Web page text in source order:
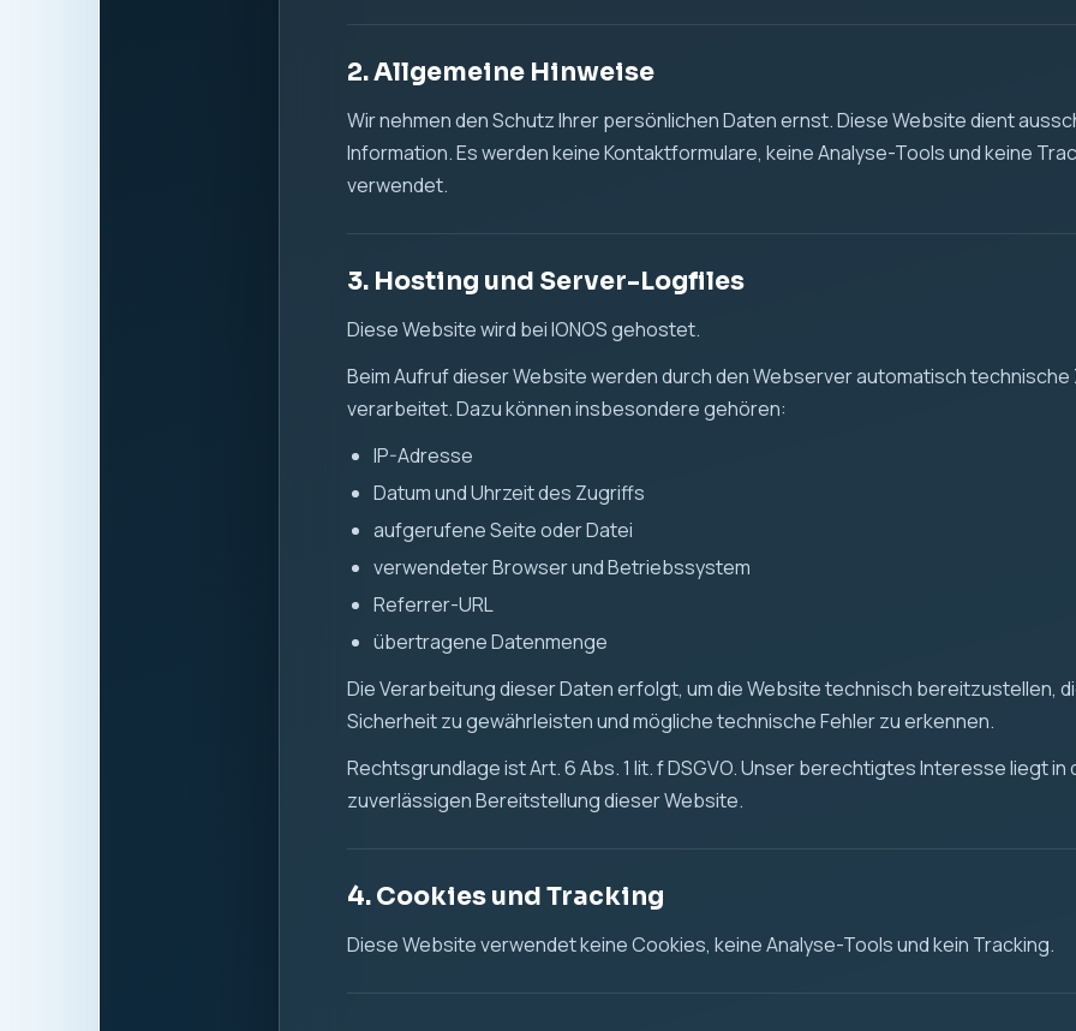
2. Allgemeine Hinweise
Wir nehmen den Schutz Ihrer persönlichen Daten ernst. Diese Website dient
Information. Es werden keine Kontaktformulare, keine Analyse-Tools und keine
verwendet.
3. Hosting und Server-Logfiles
Diese Website wird bei IONOS gehostet.
Beim Aufruf dieser Website werden durch den Webserver automatisch
verarbeitet. Dazu können insbesondere gehören:
IP-Adresse
Datum und Uhrzeit des Zugriffs
aufgerufene Seite oder Datei
verwendeter Browser und Betriebssystem
Referrer-URL
übertragene Datenmenge
Die Verarbeitung dieser Daten erfolgt, um die Website technisch bereitzustellen,
Sicherheit zu gewährleisten und mögliche technische Fehler zu erkennen.
Rechtsgrundlage ist Art. 6 Abs. 1 lit. f DSGVO. Unser berechtigtes Interesse liegt in
zuverlässigen Bereitstellung dieser Website.
4. Cookies und Tracking
Diese Website verwendet keine Cookies, keine Analyse-Tools und kein Tracking.